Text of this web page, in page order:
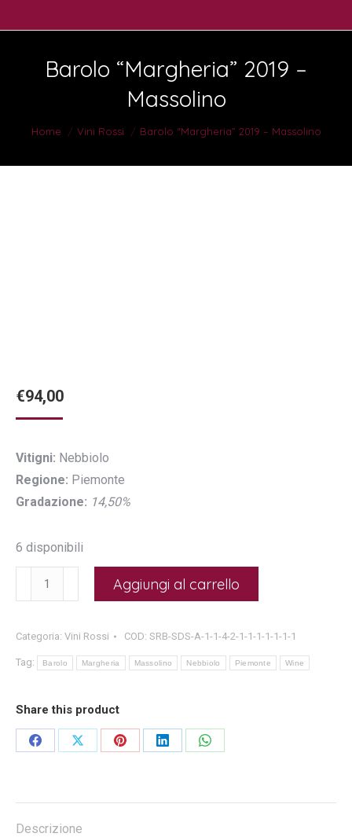
Barolo “Margheria” 2019 –
Massolino
You are here:
Home Vini Rossi Barolo “Margheria” 2019 – Massolino
€94,00
Vitigni: Nebbiolo
Regione: Piemonte
Gradazione: 14,50%
6 disponibili
Barolo
"Margheria"
-
Massolino
Aggiungi al carrello
Categoria: Vini Rossi COD: SRB-SDS-A-1-1-4-2-1-1-1-1-1-1-1
Tag: Barolo Margheria Massolino Nebbiolo Piemonte Wine
Share this product
Share
Share
Share
Share
Share
Descrizione